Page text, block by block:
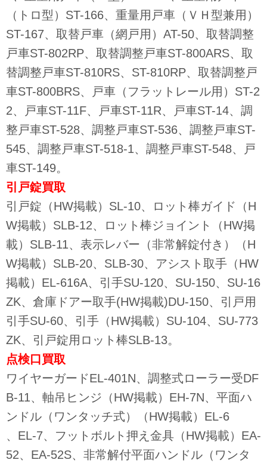
（トロ型）ST-166、重量用戸車（ＶＨ型兼用）
ST-167、取替戸車（網戸用）AT-50、取替調整
戸車ST-802RP、取替調整戸車ST-800ARS、取
替調整戸車ST-810RS、ST-810RP、取替調整戸
車ST-800BRS、戸車（フラットレール用）ST-2
2、戸車ST-11F、戸車ST-11R、戸車ST-14、調
整戸車ST-528、調整戸車ST-536、調整戸車ST-
545、調整戸車ST-518-1、調整戸車ST-548、戸
車ST-149。
引戸錠買取
引戸錠（HW掲載）SL-10、ロット棒ガイド（H
W掲載）SLB-12、ロット棒ジョイント（HW掲
載）SLB-11、表示レバー（非常解錠付き）（H
W掲載）SLB-20、SLB-30、アシスト取手（HW
掲載）EL-616A、引手SU-120、SU-150、SU-16
ZK、倉庫ドアー取手(HW掲載)DU-150、引戸用
引手SU-60、引手（HW掲載）SU-104、SU-773
ZK、引戸錠用ロット棒SLB-13。
点検口買取
ワイヤーガードEL-401N、調整式ローラー受DF
B-11、軸吊ヒンジ（HW掲載）EH-7N、平面ハ
ンドル（ワンタッチ式）（HW掲載）EL-6
、EL-7、フットボルト押え金具（HW掲載）EA-
52、EA-52S、非常解付平面ハンドル（ワンタ